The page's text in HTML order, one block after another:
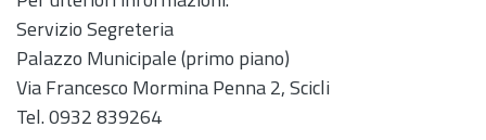
Servizio Segreteria
Palazzo Municipale (primo piano)
Via Francesco Mormina Penna 2, Scicli
Tel. 0932 839264